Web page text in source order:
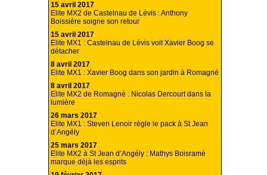
15 avril 2017
Elite MX2 de Castelnau de Lévis : Anthony
Boissière soigne son retour
15 avril 2017
Elite MX1 : Castelnau de Lévis voit Xavier Boog se
détacher
8 avril 2017
Elite MX1 : Xavier Boog dans son jardin à Romagné
8 avril 2017
Elite MX2 de Romagné : Nicolas Dercourt dans la
lumière
26 mars 2017
Elite MX1 : Steven Lenoir règle le pack à St Jean
d’Angély
25 mars 2017
Elite MX2 à St Jean d’Angély : Mathys Boisramé
marque déjà les esprits